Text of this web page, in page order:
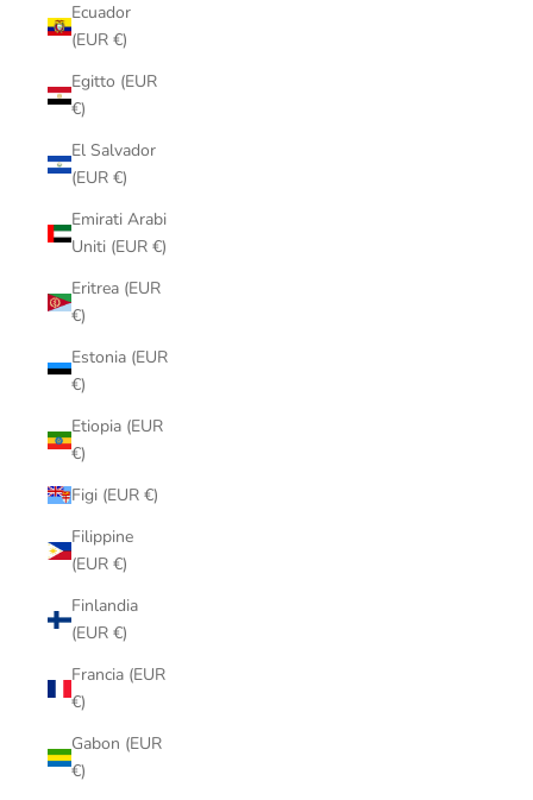
Ecuador
(EUR €)
Egitto (EUR
€)
El Salvador
(EUR €)
Emirati Arabi
Uniti (EUR €)
Eritrea (EUR
€)
Estonia (EUR
€)
Etiopia (EUR
€)
Figi (EUR €)
Filippine
(EUR €)
Finlandia
(EUR €)
Francia (EUR
€)
Gabon (EUR
€)